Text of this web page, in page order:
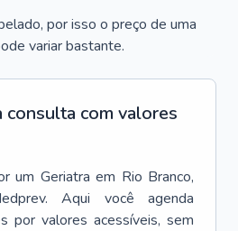
por isso o preço de uma
variar bastante.
consulta com valores
um Geriatra em Rio Branco,
Aqui você agenda
por valores acessíveis, sem